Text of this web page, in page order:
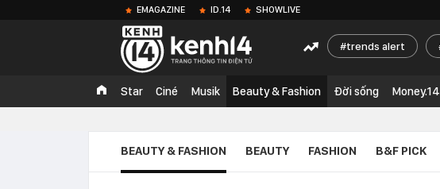
EMAGAZINE ID.14 SHOWLIVE
trends alert
Star Ciné Musik Beauty & Fashion Đời sống Money.14
BEAUTY & FASHION BEAUTY FASHION B&F PICK